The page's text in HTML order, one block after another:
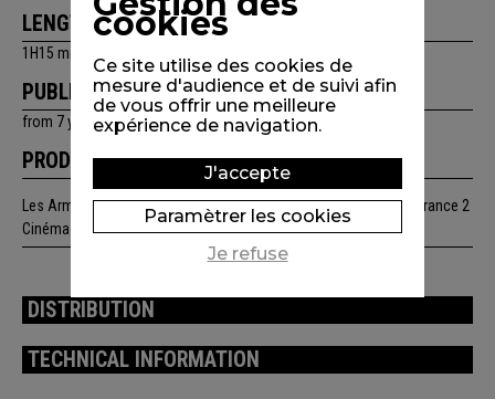
LENGTH
1H15 min
PUBLIC
from 7 years old, family
PRODUCTION
Les Armateurs / Cartoon Saloon (Irlande)/ Vivi Film (Belgique) / France 2
Cinéma
DISTRIBUTION
TECHNICAL INFORMATION
cookies
Ce site utilise des cookies de
mesure d'audience et de suivi afin
de vous offrir une meilleure
expérience de navigation.
J'accepte
Paramètrer les cookies
Je refuse